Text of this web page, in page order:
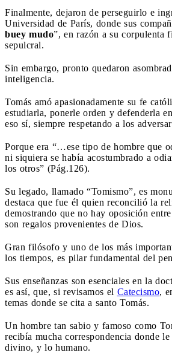
Finalmente, dejaron de perseguirlo e
Universidad de París, donde sus
buey mudo”, en razón a su corpulenta
sepulcral.
Sin embargo, pronto quedaron
inteligencia.
Tomás amó apasionadamente su fe
estudiarla, ponerle orden y defenderla
eso sí, siempre respetando a los
Porque era “…ese tipo de hombre que
ni siquiera se había acostumbrado a
los otros” (Pág.126).
Su legado, llamado “Tomismo”, es
destaca que fue él quien reconcilió la
demostrando que no hay oposición
son regalos provenientes de Dios.
Gran filósofo y uno de los más
los tiempos, es pilar fundamental del
Sus enseñanzas son esenciales en la
es así, que, si revisamos el Catecismo,
temas donde se cita a santo Tomás.
Un hombre tan sabio y famoso como
recibía mucha correspondencia donde
divino, y lo humano.